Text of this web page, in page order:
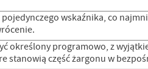
wskaźnika, co
określony programowo, z
stanowią część żargonu w